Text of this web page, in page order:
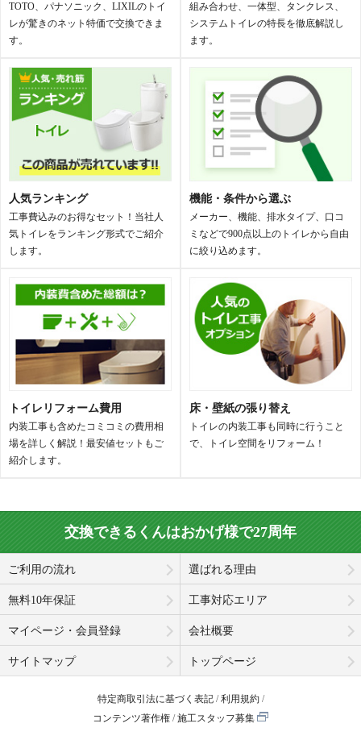
TOTO、パナソニック、LIXILのトイ
レが驚きのネット特価で交換できま
す。
組み合わせ、一体型、タンクレス、
システムトイレの特長を徹底解説し
ます。
人気ランキング
工事費込みのお得なセット！当社人
気トイレをランキング形式でご紹介
します。
機能・条件から選ぶ
メーカー、機能、排水タイプ、口コ
ミなどで900点以上のトイレから自由
に絞り込めます。
トイレリフォーム費用
内装工事も含めたコミコミの費用相
場を詳しく解説！最安値セットもご
紹介します。
床・壁紙の張り替え
トイレの内装工事も同時に行うこと
で、トイレ空間をリフォーム！
交換できるくんはおかげ様で27周年
ご利用の流れ 選ばれる理由
無料10年保証 工事対応エリア
マイページ・会員登録 会社概要
サイトマップ トップページ
特定商取引法に基づく表記
利用規約
コンテンツ著作権
施工スタッフ募集